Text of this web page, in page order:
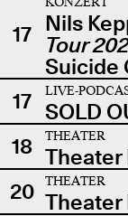
17 Nils
Tour
Suicide
17
LIVE-
SOLD
18
THEATER
Theater
20
THEATER
Theater